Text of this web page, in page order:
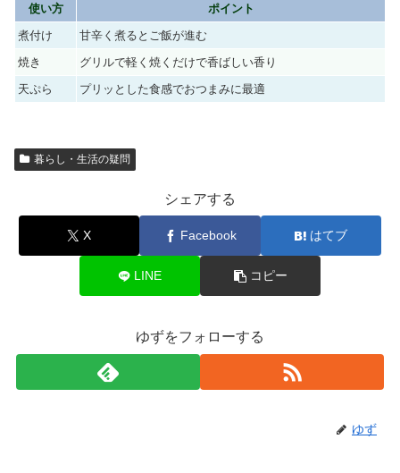
使い方
ポイント
煮付け
甘辛く煮るとご飯が進む
焼き
グリルで軽く焼くだけで香ばしい香り
天ぷら
プリッとした食感でおつまみに最適
暮らし・生活の疑問
シェアする
X Facebook はてブ
LINE コピー
ゆずをフォローする
ゆず